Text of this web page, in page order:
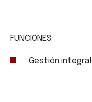
FUNCIONES:
Gestión